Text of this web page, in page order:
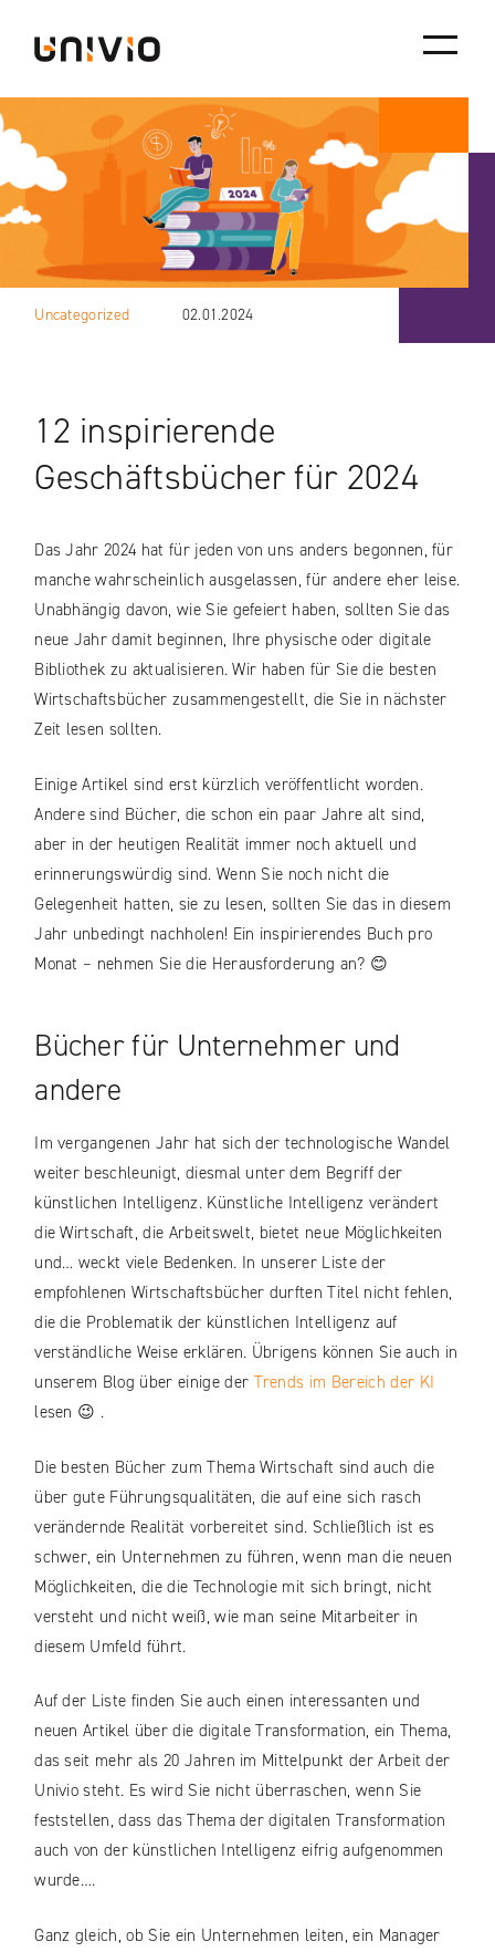
content
Uncategorized 02.01.2024
12 inspirierende
Geschäftsbücher für 2024
Das Jahr 2024 hat für jeden von uns anders begonnen, für
manche wahrscheinlich ausgelassen, für andere eher leise.
Unabhängig davon, wie Sie gefeiert haben, sollten Sie das
neue Jahr damit beginnen, Ihre physische oder digitale
Bibliothek zu aktualisieren. Wir haben für Sie die besten
Wirtschaftsbücher zusammengestellt, die Sie in nächster
Zeit lesen sollten.
Einige Artikel sind erst kürzlich veröffentlicht worden.
Andere sind Bücher, die schon ein paar Jahre alt sind,
aber in der heutigen Realität immer noch aktuell und
erinnerungswürdig sind. Wenn Sie noch nicht die
Gelegenheit hatten, sie zu lesen, sollten Sie das in diesem
Jahr unbedingt nachholen! Ein inspirierendes Buch pro
Monat – nehmen Sie die Herausforderung an? 😊
Bücher für Unternehmer und
andere
Im vergangenen Jahr hat sich der technologische Wandel
weiter beschleunigt, diesmal unter dem Begriff der
künstlichen Intelligenz. Künstliche Intelligenz verändert
die Wirtschaft, die Arbeitswelt, bietet neue Möglichkeiten
und… weckt viele Bedenken. In unserer Liste der
empfohlenen Wirtschaftsbücher durften Titel nicht fehlen,
die die Problematik der künstlichen Intelligenz auf
verständliche Weise erklären. Übrigens können Sie auch in
unserem Blog über einige der Trends im Bereich der KI
lesen 😉 .
Die besten Bücher zum Thema Wirtschaft sind auch die
über gute Führungsqualitäten, die auf eine sich rasch
verändernde Realität vorbereitet sind. Schließlich ist es
schwer, ein Unternehmen zu führen, wenn man die neuen
Möglichkeiten, die die Technologie mit sich bringt, nicht
versteht und nicht weiß, wie man seine Mitarbeiter in
diesem Umfeld führt.
Auf der Liste finden Sie auch einen interessanten und
neuen Artikel über die digitale Transformation, ein Thema,
das seit mehr als 20 Jahren im Mittelpunkt der Arbeit der
Univio steht. Es wird Sie nicht überraschen, wenn Sie
feststellen, dass das Thema der digitalen Transformation
auch von der künstlichen Intelligenz eifrig aufgenommen
wurde….
Ganz gleich, ob Sie ein Unternehmen leiten, ein Manager